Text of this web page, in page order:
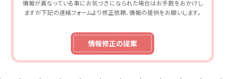
情報が異なっている事にお気づきになられた場合はお手数をおかけし
ますが下記の連絡フォームより修正依頼、情報の提供をお願いします。
情報修正の提案